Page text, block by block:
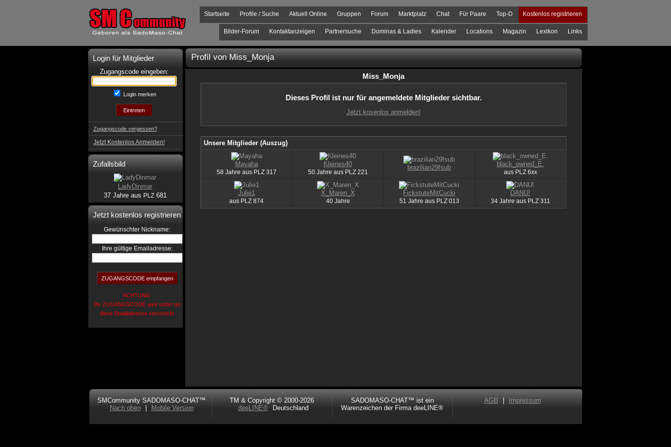
Kostenlos registrieren
Top-D
Für Paare
Chat
Marktplatz
Forum
Gruppen
Aktuell Online
Profile / Suche
Startseite
Links
Lexikon
Magazin
Locations
Kalender
Dominas & Ladies
Partnersuche
Kontaktanzeigen
Bilder-Forum
Login für Mitglieder
Zugangscode eingeben:
Login merken
Zugangscode vergessen?
Jetzt Kostenlos Anmelden!
Zufallsbild
LadyDinmar
37 Jahre aus PLZ681
Jetzt kostenlos registrieren
Gewünschter Nickname:
Ihre gültige Emailadresse:
ACHTUNG:
Ihr ZUGANGSCODE wird sofort an
diese Emailadresse verschickt
Profil von Miss_Monja
Miss_Monja
Dieses Profil ist nur für angemeldete Mitglieder sichtbar.
Jetzt kosenlos anmelden!
Unsere Mitglieder (Auszug)
Mayaha
58 Jahre aus PLZ317
Kleines40
50 Jahre aus PLZ221
brazilian29fsub black_owned_E.
aus PLZ6xx
Julie1
aus PLZ 874
X_Maren_X
40 Jahre
FickstuteMitCucki
51 Jahre aus PLZ013
DANU!
34 Jahre aus PLZ311
SMCommunity SADOMASO-CHAT™
Nach oben
Mobile Version
TM & Copyright © 2000-2026
deeLINE®
Deutschland
SADOMASO-CHAT™ ist ein
Warenzeichen der Firma deeLINE®
AGB Impressum